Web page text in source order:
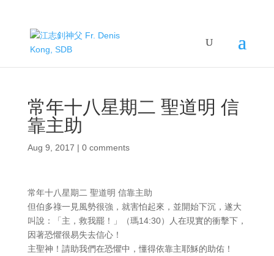
常年十八星期二 聖道明 信
靠主助
Aug 9, 2017 | 0 comments
常年十八星期二 聖道明 信靠主助
但伯多祿一見風勢很強，就害怕起來，並開始下沉，遂大
叫說：「主，救我罷！」（瑪14:30）人在現實的衝擊下，
因著恐懼很易失去信心！
主聖神！請助我們在恐懼中，懂得依靠主耶穌的助佑！